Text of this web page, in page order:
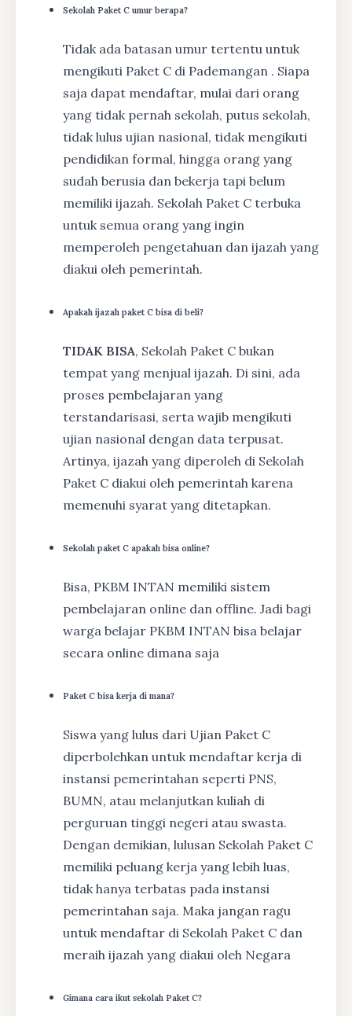
Sekolah Paket C umur berapa?
Tidak ada batasan umur tertentu untuk
mengikuti Paket C di Pademangan . Siapa
saja dapat mendaftar, mulai dari orang
yang tidak pernah sekolah, putus sekolah,
tidak lulus ujian nasional, tidak mengikuti
pendidikan formal, hingga orang yang
sudah berusia dan bekerja tapi belum
memiliki ijazah. Sekolah Paket C terbuka
untuk semua orang yang ingin
memperoleh pengetahuan dan ijazah yang
diakui oleh pemerintah.
Apakah ijazah paket C bisa di beli?
TIDAK BISA, Sekolah Paket C bukan
tempat yang menjual ijazah. Di sini, ada
proses pembelajaran yang
terstandarisasi, serta wajib mengikuti
ujian nasional dengan data terpusat.
Artinya, ijazah yang diperoleh di Sekolah
Paket C diakui oleh pemerintah karena
memenuhi syarat yang ditetapkan.
Sekolah paket C apakah bisa online?
Bisa, PKBM INTAN memiliki sistem
pembelajaran online dan offline. Jadi bagi
warga belajar PKBM INTAN bisa belajar
secara online dimana saja
Paket C bisa kerja di mana?
Siswa yang lulus dari Ujian Paket C
diperbolehkan untuk mendaftar kerja di
instansi pemerintahan seperti PNS,
BUMN, atau melanjutkan kuliah di
perguruan tinggi negeri atau swasta.
Dengan demikian, lulusan Sekolah Paket C
memiliki peluang kerja yang lebih luas,
tidak hanya terbatas pada instansi
pemerintahan saja. Maka jangan ragu
untuk mendaftar di Sekolah Paket C dan
meraih ijazah yang diakui oleh Negara
Gimana cara ikut sekolah Paket C?